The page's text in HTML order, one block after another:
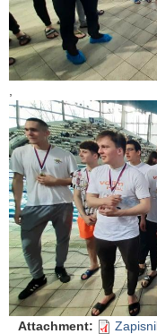
Attachment: